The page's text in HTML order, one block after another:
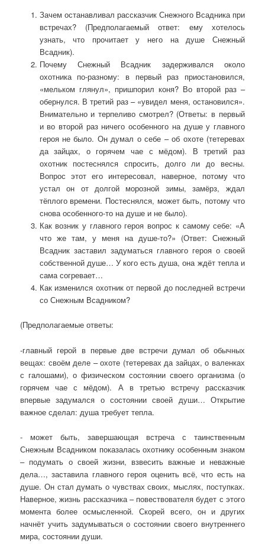
Зачем останавливал рассказчик Снежного Всадника при
встречах? (Предполагаемый ответ: ему хотелось
узнать, что прочитает у него на душе Снежный
Всадник).
Почему Снежный Всадник задерживался около
охотника по-разному: в первый раз приостановился,
«мельком глянул», пришпорил коня? Во второй раз –
обернулся. В третий раз – «увидел меня, остановился».
Внимательно и терпеливо смотрел? (Ответы: в первый
и во второй раз ничего особенного на душе у главного
героя не было. Он думал о себе – об охоте (тетеревах
да зайцах, о горячем чае с мёдом). В третий раз
охотник постеснялся спросить, долго ли до весны.
Вопрос этот его интересовал, наверное, потому что
устал он от долгой морозной зимы, замёрз, ждал
тёплого времени. Постеснялся, может быть, потому что
снова особенного-то на душе и не было).
Как возник у главного героя вопрос к самому себе: «А
что же там, у меня на душе-то?» (Ответ: Снежный
Всадник заставил задуматься главного героя о своей
собственной душе… У кого есть душа, она ждёт тепла и
сама согревает…
Как изменился охотник от первой до последней встречи
со Снежным Всадником?
(Предполагаемые ответы:
-главный герой в первые две встречи думал об обычных
вещах: своём деле – охоте (тетеревах да зайцах, о валенках
с галошами), о физическом состоянии своего организма (о
горячем чае с мёдом). А в третью встречу рассказчик
впервые задумался о состоянии своей души… Открытие
важное сделал: душа требует тепла.
- может быть, завершающая встреча с таинственным
Снежным Всадником показалась охотнику особенным знаком
– подумать о своей жизни, взвесить важные и неважные
дела…, заставила главного героя оценить всё, что есть на
душе. Он стал думать о чувствах своих, мыслях, поступках.
Наверное, жизнь рассказчика – повествователя будет с этого
момента более осмысленной. Скорей всего, он и других
начнёт учить задумываться о состоянии своего внутреннего
мира, состоянии души.